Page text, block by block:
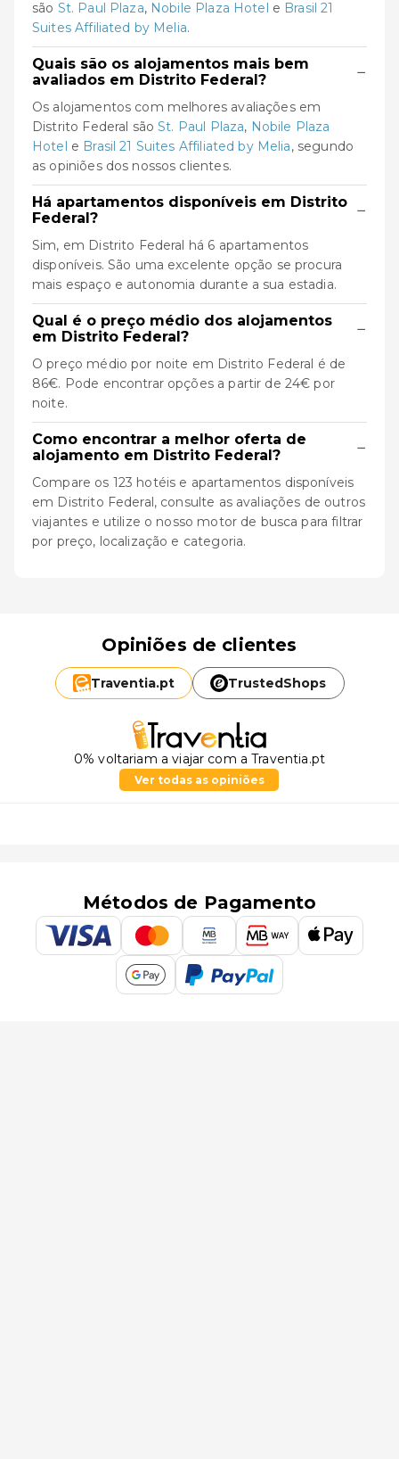
são St. Paul Plaza, Nobile Plaza Hotel e Brasil 21
Suites Affiliated by Melia.
Quais são os alojamentos mais bem
avaliados em Distrito Federal?
−
Os alojamentos com melhores avaliações em
Distrito Federal sãoSt. Paul Plaza, Nobile Plaza
Hotel e Brasil 21 Suites Affiliated by Melia, segundo
as opiniões dos nossos clientes.
Há apartamentos disponíveis em Distrito
Federal?
−
Sim, em Distrito Federal há 6 apartamentos
disponíveis. São uma excelente opção se procura
mais espaço e autonomia durante a sua estadia.
Qual é o preço médio dos alojamentos
em Distrito Federal?
−
O preço médio por noite em Distrito Federal é de
86€. Pode encontrar opções a partir de 24€ por
noite.
Como encontrar a melhor oferta de
alojamento em Distrito Federal?
−
Compare os 123 hotéis e apartamentos disponíveis
em Distrito Federal, consulte as avaliações de outros
viajantes e utilize o nosso motor de busca para filtrar
por preço, localização e categoria.
Opiniões de clientes
Traventia.pt TrustedShops
0% voltariam a viajar com a Traventia.pt
Ver todas as opiniões
Métodos de Pagamento